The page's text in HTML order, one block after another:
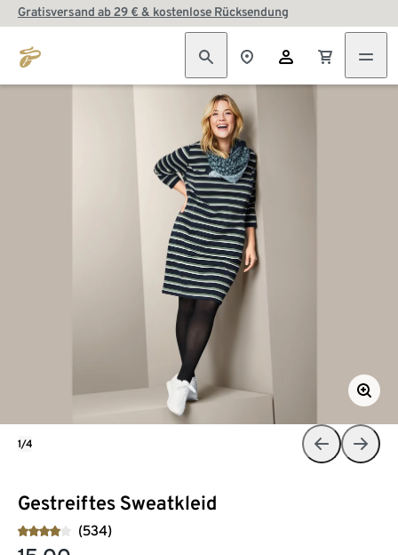
Gratisversand ab 29 € & kostenlose Rücksendung
Gestreiftes Sweatkleid
(534)
1/4